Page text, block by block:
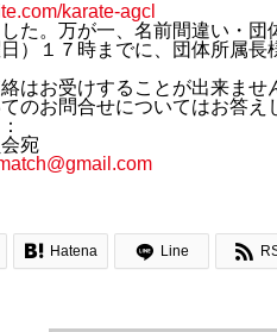
karate-agcl
た。万が一、名前間違い・
）１７時までに、団体所属
絡はお受けすることが出来ま
のお問合せについてはお答え
宛
 Hatena Line 